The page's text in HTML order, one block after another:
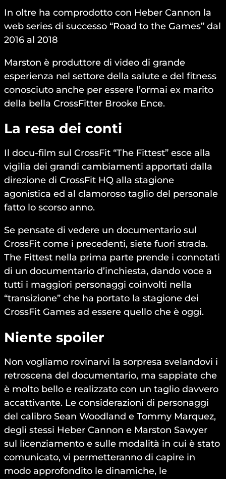
In oltre ha comprodotto con Heber Cannon la
web series di successo “Road to the Games” dal
2016 al 2018
Marston è produttore di video di grande
esperienza nel settore della salute e del fitness
conosciuto anche per essere l’ormai ex marito
della bella CrossFitter Brooke Ence.
La resa dei conti
Il docu-film sul CrossFit “The Fittest” esce alla
vigilia dei grandi cambiamenti apportati dalla
direzione di CrossFit HQ alla stagione
agonistica ed al clamoroso taglio del personale
fatto lo scorso anno.
Se pensate di vedere un documentario sul
CrossFit come i precedenti, siete fuori strada.
The Fittest nella prima parte prende i connotati
di un documentario d’inchiesta, dando voce a
tutti i maggiori personaggi coinvolti nella
“transizione” che ha portato la stagione dei
CrossFit Games ad essere quello che è oggi.
Niente spoiler
Non vogliamo rovinarvi la sorpresa svelandovi i
retroscena del documentario, ma sappiate che
è molto bello e realizzato con un taglio davvero
accattivante. Le considerazioni di personaggi
del calibro Sean Woodland e Tommy Marquez,
degli stessi Heber Cannon e Marston Sawyer
sul licenziamento e sulle modalità in cui è stato
comunicato, vi permetteranno di capire in
modo approfondito le dinamiche, le